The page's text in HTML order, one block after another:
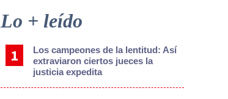
Sidebar
Lo + leído
Los campeones de la lentitud: Así
extraviaron ciertos jueces la
justicia expedita